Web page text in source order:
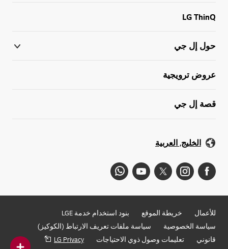
LG ThinQ
حول إل جي
عروض ترويجية
قصة إل جي
الخليج, العربية
للأعمال خريطة الموقع
بنود استخدام خدمة LGE
سياسة الخصوصية
سياسة ملفات تعريف الارتباط (الكوكيز)
قانوني
تعليمات وصول ذوي الاحتياجات LG Privacy